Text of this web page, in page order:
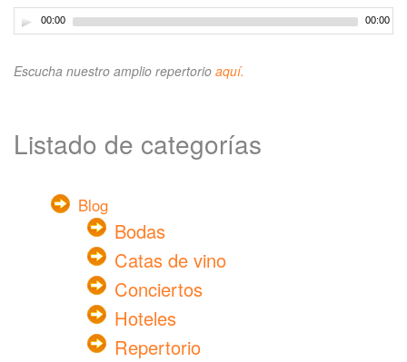
00:00 00:00
Escucha nuestro amplio repertorio aquí.
Listado de categorías
Blog
Bodas
Catas de vino
Conciertos
Hoteles
Repertorio